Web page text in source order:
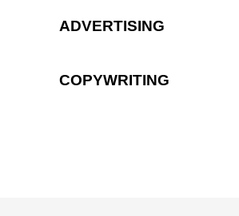
ADVERTISING
COPYWRITING